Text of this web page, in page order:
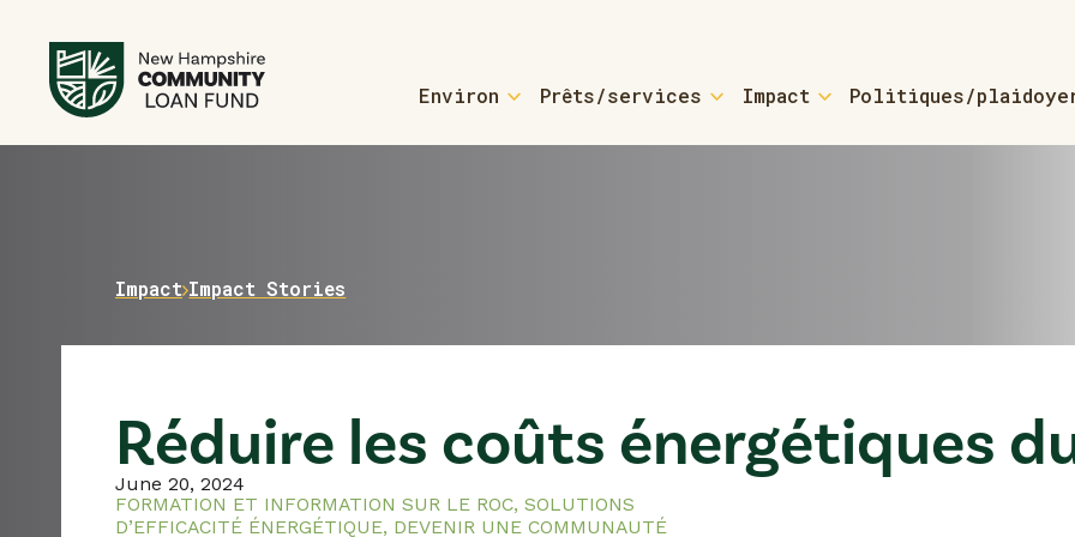
Environ Prêts/services
Form an ROC
Learn More About ROCs
Impact Politiques/
Home
Impact Impact Stories
Réduire les coûts énergétiques
June 20, 2024
FORMATION ET INFORMATION SUR LE ROC, SOLUTIONS
D’EFFICACITÉ ÉNERGÉTIQUE, DEVENIR UNE COMMUNAUTÉ